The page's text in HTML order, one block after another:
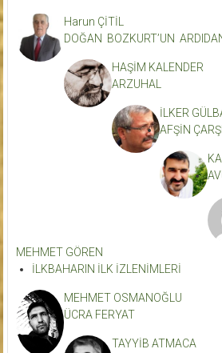
Harun ÇİTİL
DOĞAN BOZKURT’UN
HAŞİM KALENDER
ARZUHAL
İLKER
AFŞİN
MEHMET GÖREN
İLKBAHARIN İLK İZLENİMLERİ
MEHMET OSMANOĞLU
ÜCRA FERYAT
TAYYİB ATMACA